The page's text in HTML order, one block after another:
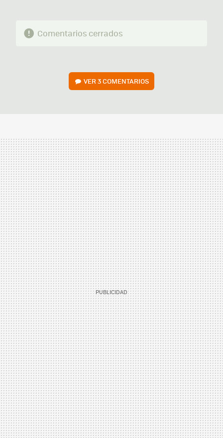
Comentarios cerrados
VER3 COMENTARIOS